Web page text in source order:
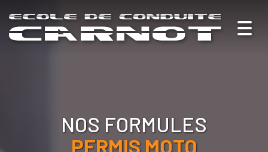
NOS FORMULES
PERMIS MOTO